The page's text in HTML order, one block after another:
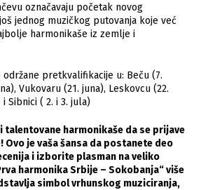
označavaju početak novog
jednog muzičkog putovanja koje već
harmonikaše iz zemlje i
pretkvalifikacije u: Beču (7.
Vukovaru (21. juna), Leskovcu (22.
Sibnici ( 2. i 3. jula)
talentovane harmonikaše da se prijave
Ovo je vaša šansa da postanete deo
i izborite plasman na veliko
harmonika Srbije – Sokobanja“ više
simbol vrhunskog muziciranja,